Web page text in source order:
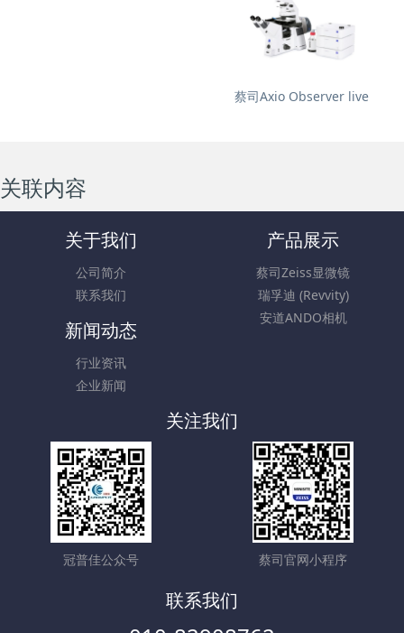
蔡司Axio Imager scan
蔡司Axio Observer live
关联内容
关于我们
公司简介
联系我们
产品展示
蔡司Zeiss显微镜
瑞孚迪 (Revvity)
安道ANDO相机
新闻动态
行业资讯
企业新闻
关注我们
冠普佳公众号 蔡司官网小程序
联系我们